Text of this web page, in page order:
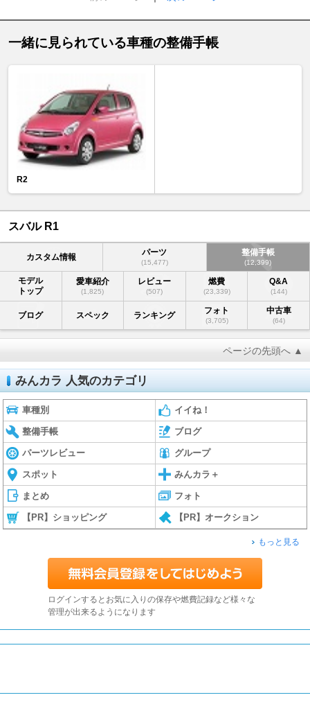
一緒に見られている車種の整備手帳
R2
スバル R1
カスタム情報 パーツ
(15,477)
整備手帳
(12,399)
モデル
トップ
愛車紹介
(1,825)
レビュー
(507)
燃費
(23,339)
Q&A
(144)
ブログ スペック ランキング フォト
(3,705)
中古車
(64)
ページの先頭へ ▲
みんカラ 人気のカテゴリ
車種別 イイね！
整備手帳 ブログ
パーツレビュー グループ
スポット みんカラ＋
まとめ フォト
【PR】ショッピング 【PR】オークション
もっと見る
ログインするとお気に入りの保存や燃費記録など様々な
管理が出来るようになります